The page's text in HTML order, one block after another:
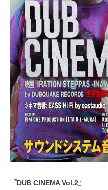
『DUB CINEMA Vol.2』